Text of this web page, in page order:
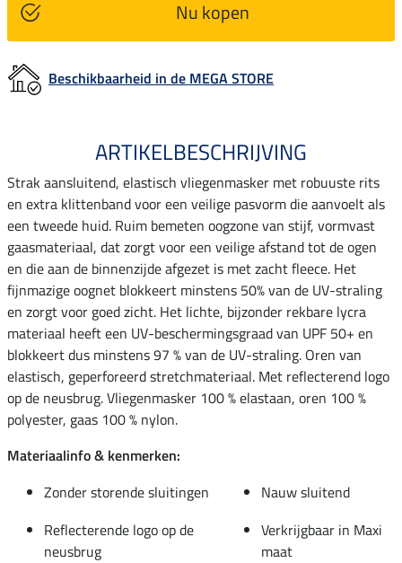
Nu kopen
Beschikbaarheid in de MEGA STORE
ARTIKELBESCHRIJVING
Strak aansluitend, elastisch vliegenmasker met robuuste rits
en extra klittenband voor een veilige pasvorm die aanvoelt als
een tweede huid. Ruim bemeten oogzone van stijf, vormvast
gaasmateriaal, dat zorgt voor een veilige afstand tot de ogen
en die aan de binnenzijde afgezet is met zacht fleece. Het
fijnmazige oognet blokkeert minstens 50% van de UV-straling
en zorgt voor goed zicht. Het lichte, bijzonder rekbare lycra
materiaal heeft een UV-beschermingsgraad van UPF 50+ en
blokkeert dus minstens 97 % van de UV-straling. Oren van
elastisch, geperforeerd stretchmateriaal. Met reflecterend logo
op de neusbrug. Vliegenmasker 100 % elastaan, oren 100 %
polyester, gaas 100 % nylon.
Materiaalinfo & kenmerken:
Zonder storende sluitingen
Nauw sluitend
Reflecterende logo op de
neusbrug
Verkrijgbaar in Maxi
maat